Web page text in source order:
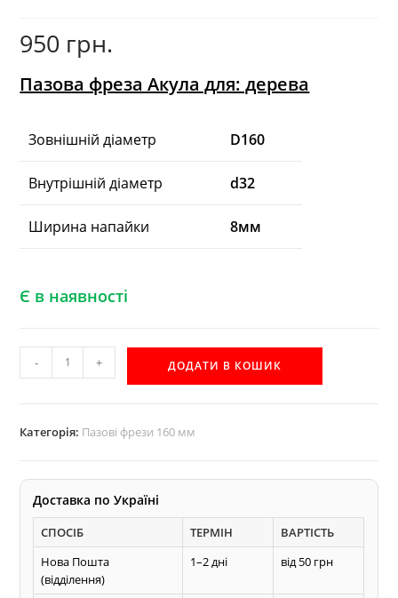
950 грн.
Пазова фреза Акула для: дерева
Зовнішній діаметр D160
Внутрішній діаметр d32
Ширина напайки 8мм
Є в наявності
пазова
кількість
- + ДОДАТИ В КОШИК
Категорія: Пазові фрези 160 мм
Доставка по Україні
СПОСІБ ТЕРМІН
ВАРТІСТЬ
Нова Пошта
(відділення)
1–2 дні від 50 грн